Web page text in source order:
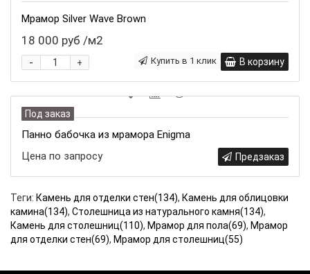
Мрамор Silver Wave Brown
18 000 руб /м2
+
- В корзину
Купить в 1 клик
Под заказ
Панно бабочка из мрамора Enigma
Цена по запросу
Предзаказ
Теги: Камень для отделки стен(134), Камень для облицовки
камина(134), Столешница из натурального камня(134),
Камень для столешниц(110), Мрамор для пола(69), Мрамор
для отделки стен(69), Мрамор для столешниц(55)